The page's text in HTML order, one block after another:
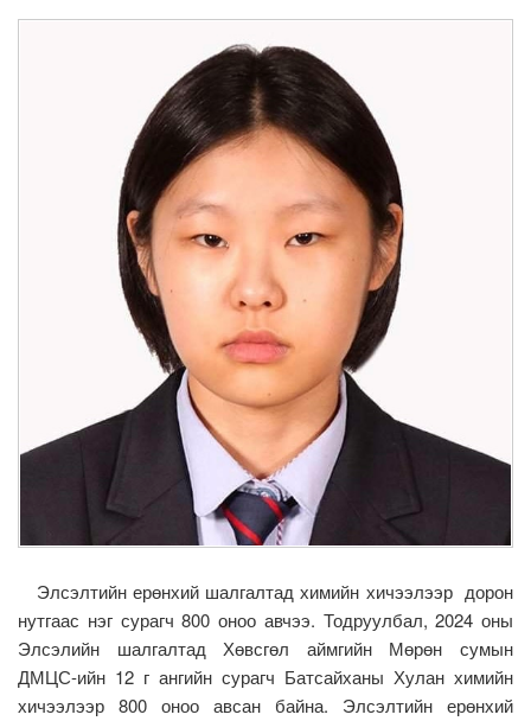
Элсэлтийн ерөнхий шалгалтад химийн хичээлээр дорон
нутгаас нэг сурагч 800 оноо авчээ. Тодруулбал, 2024 оны
Элсэлийн шалгалтад Хөвсгөл аймгийн Мөрөн сумын
ДМЦС-ийн 12 г ангийн сурагч Батсайханы Хулан химийн
хичээлээр 800 оноо авсан байна. Элсэлтийн ерөнхий